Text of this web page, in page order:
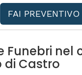
FAI PREVENTIVO
Funebri nel
Castro